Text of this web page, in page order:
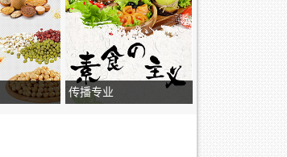
传播专业